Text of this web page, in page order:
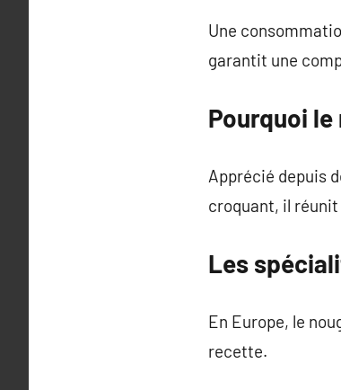
Une
garantit une
Pourquoi
Apprécié depuis
croquant, il
Les
En Europe, le
recette.